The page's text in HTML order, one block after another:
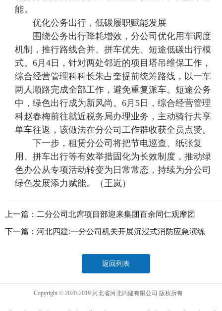
能。
优化公务出行，低碳履职赋能发展
围绕公务出行降耗增效，分公司优化用车调度
机制，推行路线合并、拼车优先、短途低碳出行模
式。6月4日，针对两处邻近的项目塔吊维保工作，
综合经营管理科科长朱占奎提前统筹路线，以一车
两人顺路完成全部工作，避免重复派车。短途公务
中，绿色出行成为新风尚。6月5日，综合经营管理
科赵春梅前往就近税务局办理业务，主动骑行共享
单车往返，该做法在分公司工作群收获全员点赞。
下一步，租赁分公司将把节电巡查、纸张复
用、拼车出行等有效举措固化为长效制度，推动绿
色办公从专项活动转变为日常常态，持续为分公司
绿色发展添力赋能。（王岚）
上一篇： 二分公司北席项目部迎来集团百余同仁观摩团
下一篇： 河北四建:一分公司机关开展沉浸式消防应急演练
返回列表
Copyright © 2020-2019 河北省河北四建有限公司 版权所有